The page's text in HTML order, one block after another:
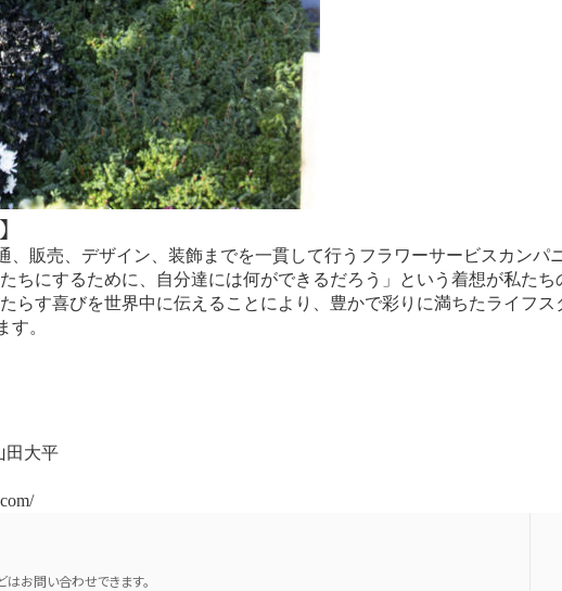
、販売、デザイン、装飾までを一貫して行うフラワーサービスカンパ
ちにするために、自分達には何ができるだろう」という着想が私たち
らす喜びを世界中に伝えることにより、豊かで彩りに満ちたライフス
す。
田大平
お問い合わせできます。